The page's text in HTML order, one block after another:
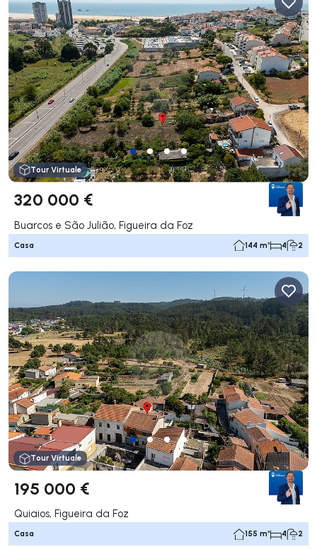
Tour Virtuale
320 000 €
Buarcos e São Julião, Figueira da Foz
Casa 144 m² 4 2
Tour Virtuale
195 000 €
Quiaios, Figueira da Foz
Casa 155 m² 4 2